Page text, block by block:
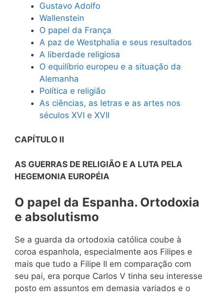
Gustavo Adolfo
Wallenstein
O papel da França
A paz de Westphalia e seus resultados
A liberdade religiosa
O equilíbrio europeu e a situação da
Alemanha
Política e religião
As ciências, as letras e as artes nos
séculos XVI e XVII
CAPÍTULO II
AS GUERRAS DE RELIGIÃO E A LUTA PELA
HEGEMONIA EUROPÉIA
O papel da Espanha. Ortodoxia
e absolutismo
Se a guarda da ortodoxia católica coube à
coroa espanhola, especialmente aos Filipes e
mais que tudo a Filipe II em comparação com
seu pai, era porque Carlos V tinha seu interesse
posto em assuntos em demasia variados e o